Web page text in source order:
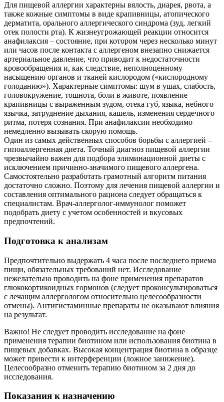
Для пищевой аллергии характерны вялость, диарея, рвота, а
также кожные симптомы в виде крапивницы, атопического
дерматита, орального аллергического синдрома (зуд, легкий
отек полости рта). К жизнеугрожающей реакции относится
анафилаксия – состояние, при котором через несколько минут
или часов после контакта с аллергеном внезапно снижается
артериальное давление, что приводит к недостаточности
кровообращения и, как следствие, неполноценному
насыщению органов и тканей кислородом («кислородному
голоданию»). Характерные симптомы: шум в ушах, слабость,
головокружение, тошнота, боли в животе, появление
крапивницы с выраженным зудом, отека губ, языка, небного
язычка, затруднение дыхания, кашель, изменения сердечного
ритма, потеря сознания. При анафилаксии необходимо
немедленно вызывать скорую помощь.
Один из самых действенных способов борьбы с аллергией –
гипоаллергенная диета. Точный диагноз пищевой аллергии
чрезвычайно важен для подбора элиминационной диеты с
исключением причинно-значимого пищевого аллергена.
Самостоятельно разработать грамотный алгоритм питания
достаточно сложно. Поэтому для лечения пищевой аллергии и
составления оптимального рациона следует обращаться к
специалистам. Врач-аллерголог-иммунолог поможет
подобрать диету с учетом особенностей и вкусовых
предпочтений.
Подготовка к анализам
Предпочтительно выдержать 4 часа после последнего приема
пищи, обязательных требований нет. Исследование
нежелательно проводить на фоне применения препаратов
глюкокортикоидных гормонов (следует проконсультироваться
с лечащим аллергологом относительно целесообразности
отмены). Антигистаминные препараты не оказывают влияния
на результат.
Важно! Не следует проводить исследование на фоне
применения терапии биотином или использования биотина в
пищевых добавках. Высокая концентрация биотина в образце
может привести к интерференции (ложное занижение).
Целесообразно отменить терапию биотином за 2 дня до
исследования.
Показания к назначению